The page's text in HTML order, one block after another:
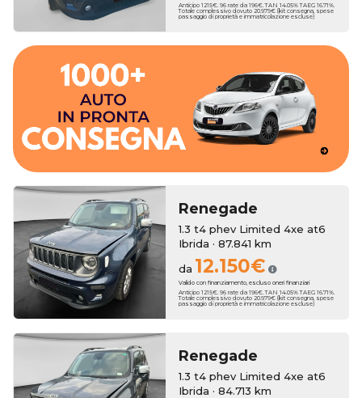
Anticipo 1215€. 96 rate da 196€. TAN 14.05% TAEG 16.71%.
Totale complessivo dovuto 20.979€ (kit consegna, spese
passaggio di proprietà e immatricolazione escluse)
Erreti Auto propone una selezione accurata di vetture usate e
un'ampia scelta di auto km zero che ti garantiranno la
consegna rapida.
Concediti l'auto perfetta sceglienda fra oltre 600 vetture dei
migliori marchi accompagnato passa dopo passo
dall'esperienza del nostro Team.
Renegade
1.3 t4 phev Limited 4xe at6
Ibrida · 87.841 km
da 12.150€
Valido con finanziamento, escluso oneri finanziari
Anticipo 1215€. 96 rate da 196€. TAN 14.05% TAEG 16.71%.
Totale complessivo dovuto 20.979€ (kit consegna, spese
passaggio di proprietà e immatricolazione escluse)
Renegade
1.3 t4 phev Limited 4xe at6
Ibrida · 84.713 km